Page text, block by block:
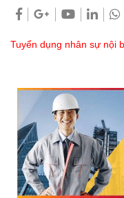
Tuyển dụng nhân sự nội